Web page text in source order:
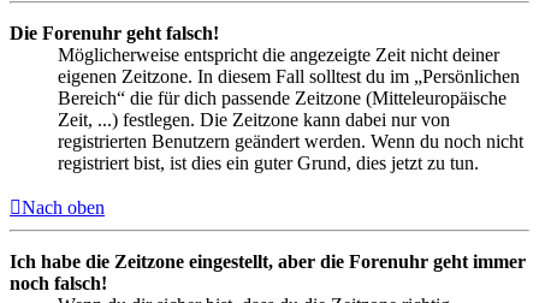
Die Forenuhr geht falsch!
Möglicherweise entspricht die angezeigte Zeit nicht deiner
eigenen Zeitzone. In diesem Fall solltest du im „Persönlichen
Bereich“ die für dich passende Zeitzone (Mitteleuropäische
Zeit, ...) festlegen. Die Zeitzone kann dabei nur von
registrierten Benutzern geändert werden. Wenn du noch nicht
registriert bist, ist dies ein guter Grund, dies jetzt zu tun.
Nach oben
Ich habe die Zeitzone eingestellt, aber die Forenuhr geht immer
noch falsch!